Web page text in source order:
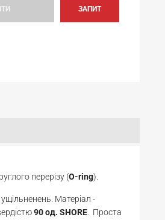
ЗАПИТ
перерізу (O-ring).
Матеріал -
90 од. SHORE . Проста